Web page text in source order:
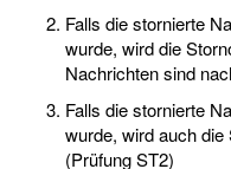
Falls die stornierte
wurde, wird die
Nachrichten sind
Falls die stornierte
wurde, wird auch die
(Prüfung ST2)